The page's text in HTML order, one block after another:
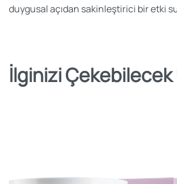
duygusal açıdan sakinleştirici bir etki
İlginizi